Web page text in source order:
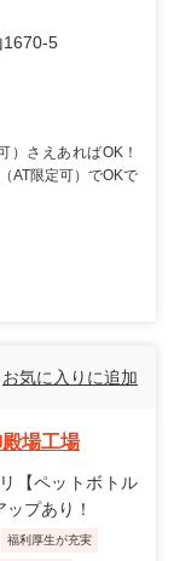
1670-5
）さえあればOK！
AT限定可）でOKで
お気に入りに追加
場工場
【ペットボトル
プあり！
福利厚生が充実